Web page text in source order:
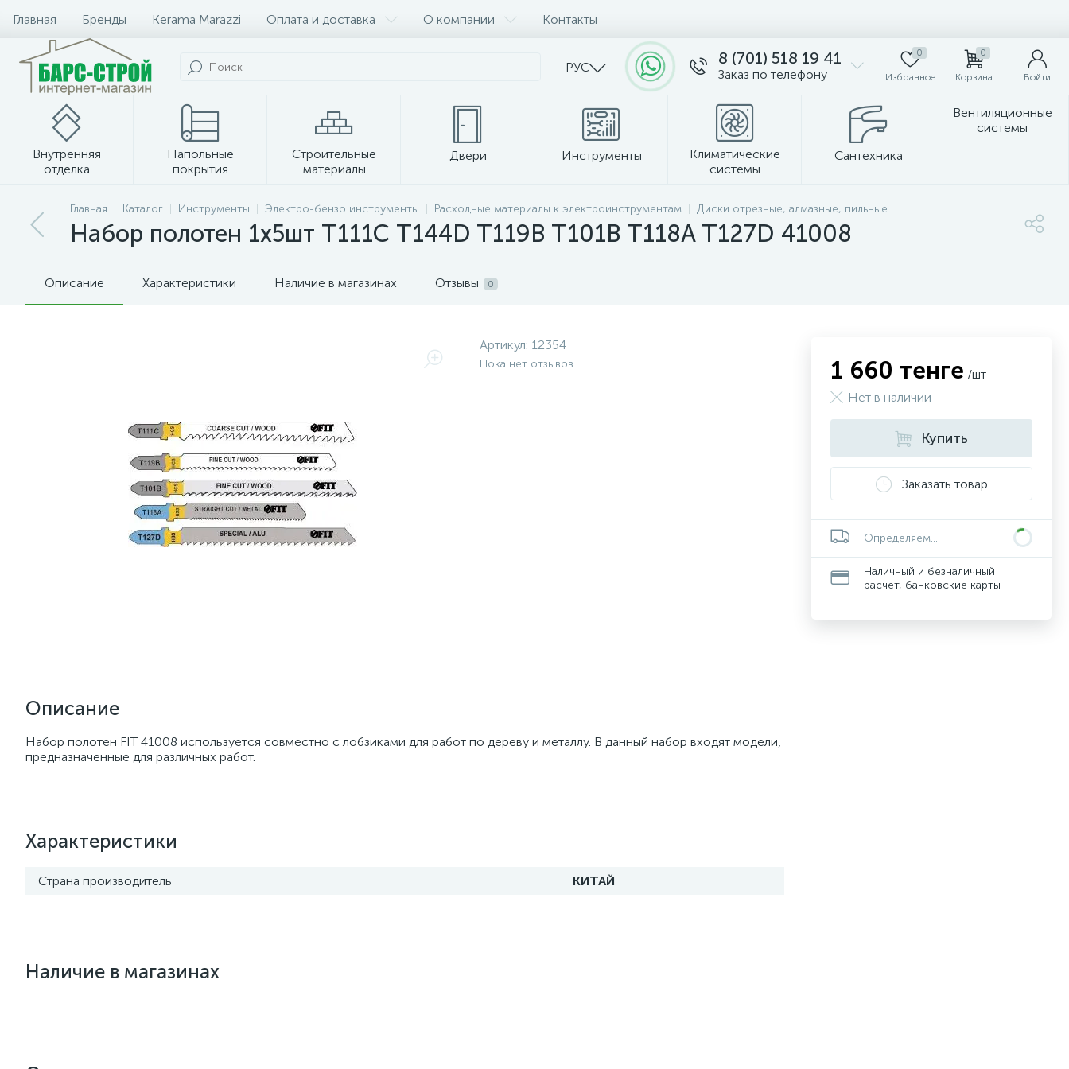
Главная Бренды Kerama Marazzi Оплата и доставка О компании Контакты
РУС 8 (701) 518 19 41
Заказ по телефону
0
Избранное
0
Корзина Войти
Внутренняя
отделка
Напольные
покрытия
Строительные
материалы
Двери Инструменты
Климатические
системы
Сантехника
Вентиляционные
системы
Плитка и керамогранит
Главная Каталог Инструменты Электро-бензо инструменты Расходные материалы к электроинструментам Диски отрезные, алмазные, пильные
Набор полотен 1х5шт Т111С Т144D T119B T101B T118A Т127D 41008
Описание Характеристики Наличие в магазинах Отзывы 0
Артикул: 12354
Пока нет отзывов
Описание
Набор полотен FIT 41008 используется совместно с лобзиками для работ по дереву и металлу. В данный набор входят модели,
предназначенные для различных работ.
Характеристики
Страна производитель КИТАЙ
Наличие в магазинах
1 660 тенге /шт
Нет в наличии
Купить
Заказать товар
Определяем...
Наличный и безналичный
расчет, банковские карты